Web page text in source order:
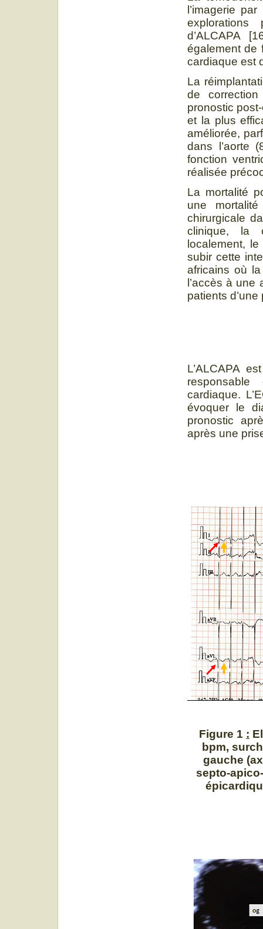
l’imagerie
explorations
d’ALCAPA
également de
cardiaque est
La
de
pronostic
et la plus
améliorée,
dans l’aorte
fonction
réalisée
La mortalité
une
chirurgicale
clinique, la
localement,
subir cette
africains où
l’accès à une
patients
L’ALCAPA
responsable
cardiaque.
évoquer le
pronostic
après une
Figure 1 :
bpm,
gauche
septo-